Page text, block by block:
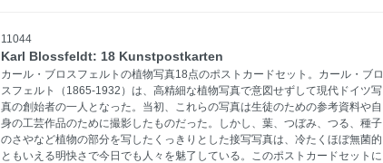
11044
Karl Blossfeldt: 18 Kunstpostkarten
カール・ブロスフェルトの植物写真18点のポストカードセット。カール・ブロ
スフェルト（1865-1932）は、高精細な植物写真で意図せずして現代ドイツ写
真の創始者の一人となった。当初、これらの写真は生徒のための参考資料や自
身の工芸作品のために撮影したものだった。しかし、葉、つぼみ、つる、種子
のさやなど植物の部分を写したくっきりとした接写写真は、冷たくほぼ無菌的
ともいえる明快さで今日でも人々を魅了している。このポストカードセットに